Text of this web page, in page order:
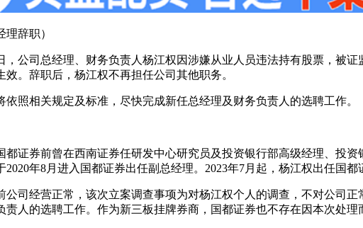
辞职）
，公司总经理、财务负责人杨江权因涉嫌从业人员违法持有股票，被
。辞职后，杨江权不再担任公司其他职务。
照相关规定及标准，尽快完成新任总经理及财务负责人的选聘工作。
证券前曾在西南证券任研发中心研究员及投资银行部高级经理、投
年8月进入国都证券出任副总经理。2023年7月起，杨江权出任国都
司经营正常，该次立案调查事项为对杨江权个人的调查，不对公司
人的选聘工作。作为新三板挂牌券商，国都证券也不存在因本次处理